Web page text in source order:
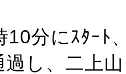
10分にｽﾀｰﾄ
過し、二上